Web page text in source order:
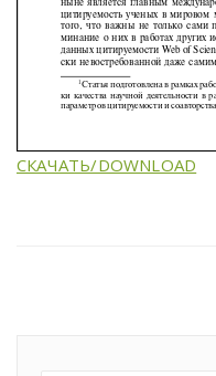
СКАЧАТЬ/DOWNLOAD